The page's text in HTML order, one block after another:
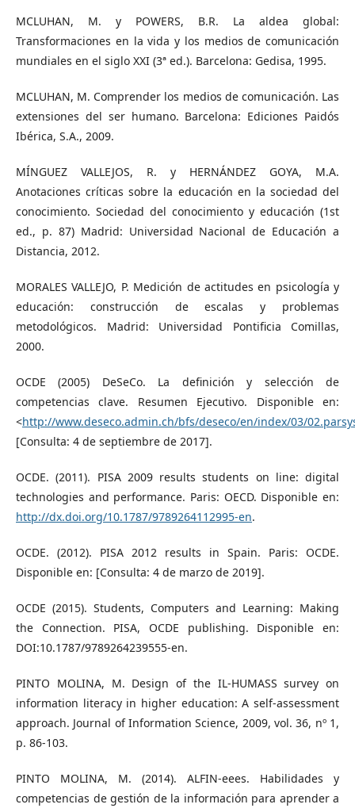
MCLUHAN, M. y POWERS, B.R. La aldea global:
Transformaciones en la vida y los medios de comunicación
mundiales en el siglo XXI (3ª ed.). Barcelona: Gedisa, 1995.
MCLUHAN, M. Comprender los medios de comunicación. Las
extensiones del ser humano. Barcelona: Ediciones Paidós
Ibérica, S.A., 2009.
MÍNGUEZ VALLEJOS, R. y HERNÁNDEZ GOYA, M.A.
Anotaciones críticas sobre la educación en la sociedad del
conocimiento. Sociedad del conocimiento y educación (1st
ed., p. 87) Madrid: Universidad Nacional de Educación a
Distancia, 2012.
MORALES VALLEJO, P. Medición de actitudes en psicología y
educación: construcción de escalas y problemas
metodológicos. Madrid: Universidad Pontificia Comillas,
2000.
OCDE (2005) DeSeCo. La definición y selección de
competencias clave. Resumen Ejecutivo. Disponible en:
<http://www.deseco.admin.ch/bfs/deseco/en/index/03/
[Consulta: 4 de septiembre de 2017].
OCDE. (2011). PISA 2009 results students on line: digital
technologies and performance. Paris: OECD. Disponible en:
http://dx.doi.org/10.1787/9789264112995-en.
OCDE. (2012). PISA 2012 results in Spain. Paris: OCDE.
Disponible en: [Consulta: 4 de marzo de 2019].
OCDE (2015). Students, Computers and Learning: Making
the Connection. PISA, OCDE publishing. Disponible en:
DOI:10.1787/9789264239555-en.
PINTO MOLINA, M. Design of the IL-HUMASS survey on
information literacy in higher education: A self-assessment
approach. Journal of Information Science, 2009, vol. 36, nº 1,
p. 86-103.
PINTO MOLINA, M. (2014). ALFIN-eees. Habilidades y
competencias de gestión de la información para aprender a